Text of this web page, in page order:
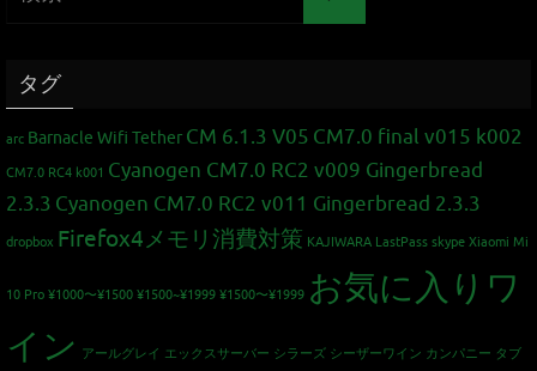
タグ
arc Barnacle Wifi Tether CM 6.1.3 V05 CM7.0 final v015 k002
CM7.0 RC4 k001 Cyanogen CM7.0 RC2 v009 Gingerbread
2.3.3 Cyanogen CM7.0 RC2 v011 Gingerbread 2.3.3
dropbox Firefox4メモリ消費対策 KAJIWARA LastPass skype Xiaomi Mi
10 Pro ¥1000〜¥1500 ¥1500~¥1999 ¥1500〜¥1999 お気に入りワ
イン アールグレイ エックスサーバー シラーズ シーザーワイン カンパニー タブ